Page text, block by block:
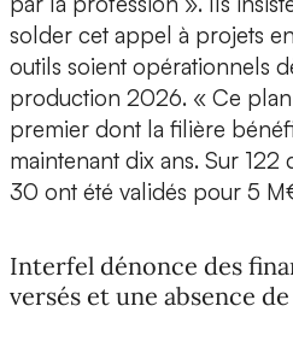
solder cet appel à projets
outils soient opérationnels
production 2026. « Ce
premier dont la filière
maintenant dix ans. Sur 122
30 ont été validés pour 5
Interfel dénonce des
versés et une absence